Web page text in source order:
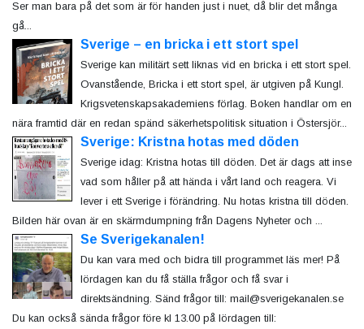
Ser man bara på det som är för handen just i nuet, då blir det många
gå...
Sverige – en bricka i ett stort spel
Sverige kan militärt sett liknas vid en bricka i ett stort spel.
Ovanstående, Bricka i ett stort spel, är utgiven på Kungl.
Krigsvetenskapsakademiens förlag. Boken handlar om en
nära framtid där en redan spänd säkerhetspolitisk situation i Östersjör...
Sverige: Kristna hotas med döden
Sverige idag: Kristna hotas till döden. Det är dags att inse
vad som håller på att hända i vårt land och reagera. Vi
lever i ett Sverige i förändring. Nu hotas kristna till döden.
Bilden här ovan är en skärmdumpning från Dagens Nyheter och ...
Se Sverigekanalen!
Du kan vara med och bidra till programmet läs mer! På
lördagen kan du få ställa frågor och få svar i
direktsändning. Sänd frågor till: mail@sverigekanalen.se
Du kan också sända frågor före kl 13.00 på lördagen till: